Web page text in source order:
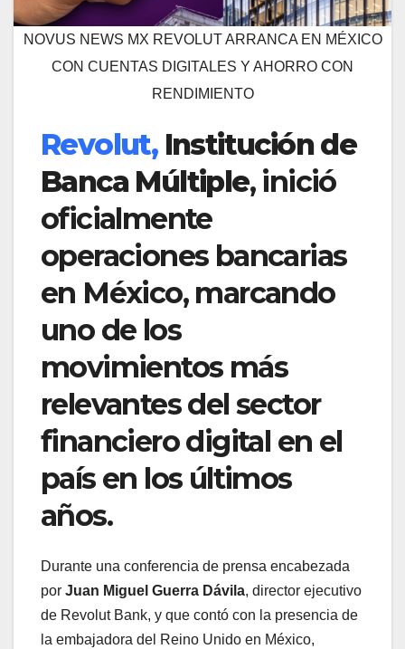
NOVUS NEWS MX REVOLUT ARRANCA EN MÉXICO
CON CUENTAS DIGITALES Y AHORRO CON
RENDIMIENTO
Revolut, Institución de
Banca Múltiple, inició
oficialmente
operaciones bancarias
en México, marcando
uno de los
movimientos más
relevantes del sector
financiero digital en el
país en los últimos
años.
Durante una conferencia de prensa encabezada
por Juan Miguel Guerra Dávila, director ejecutivo
de Revolut Bank, y que contó con la presencia de
la embajadora del Reino Unido en México,